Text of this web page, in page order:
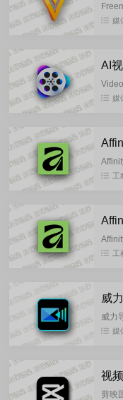
频格媒
和转媒
工
器，工
威力
独家媒
剪映